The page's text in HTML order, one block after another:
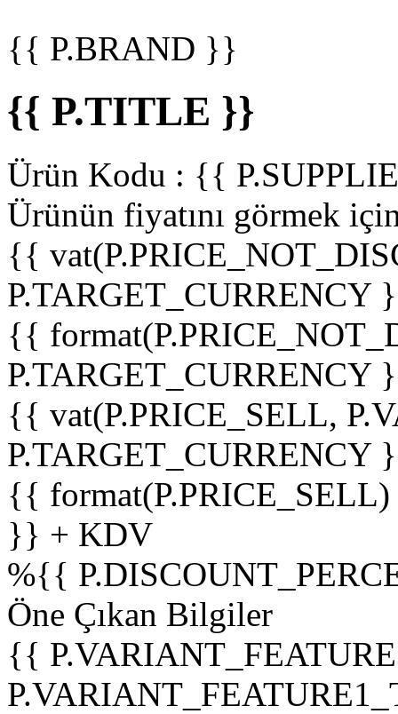
{{ P.BRAND }}
{{ P.TITLE }}
Ürün Kodu : {{
Ürünün fiyatını görmek
{{
P.TARGET_CURRENCY
{{
P.TARGET_CURRENCY
{{ vat(P.PRICE_SELL,
P.TARGET_CURRENCY
{{
}} + KDV
%{{
Öne Çıkan Bilgiler
{{